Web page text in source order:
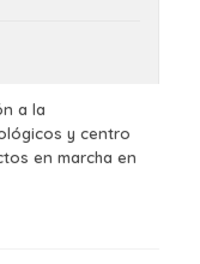
a la
y centro
en marcha en